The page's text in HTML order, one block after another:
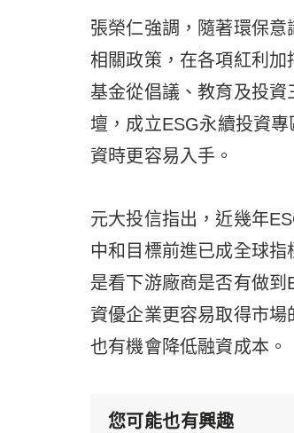
張榮仁強調，隨著環保
相關政策，在各項紅利
基金從倡議、教育及投
壇，成立ESG永續投資
資時更容易入手。
元大投信指出，近幾年
中和目標前進已成全球
是看下游廠商是否有做
資優企業更容易取得市場
也有機會降低融資成本。
您可能也有興趣